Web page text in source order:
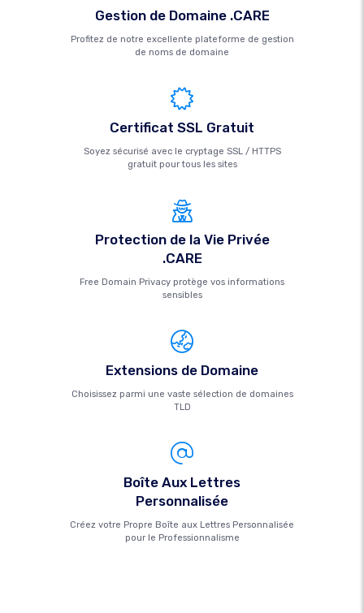
Gestion de Domaine .CARE
Profitez de notre excellente plateforme de gestion
de noms de domaine
Certificat SSL Gratuit
Soyez sécurisé avec le cryptage SSL / HTTPS
gratuit pour tous les sites
Protection de la Vie Privée
.CARE
Free Domain Privacy protège vos informations
sensibles
Extensions de Domaine
Choisissez parmi une vaste sélection de domaines
TLD
Boîte Aux Lettres
Personnalisée
Créez votre Propre Boîte aux Lettres Personnalisée
pour le Professionnalisme